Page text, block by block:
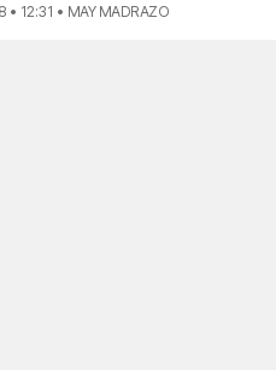
• 12:31 • MAY MADRAZO